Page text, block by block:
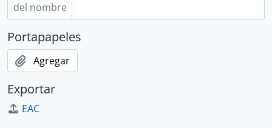
del nombre
Portapapeles
Agregar
Exportar
EAC